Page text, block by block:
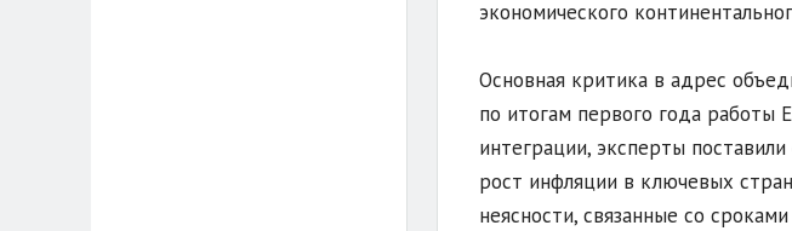
экономического
Основная критика в адрес
по итогам первого года работы
интеграции, эксперты
рост инфляции в ключевых
неясности, связанные со